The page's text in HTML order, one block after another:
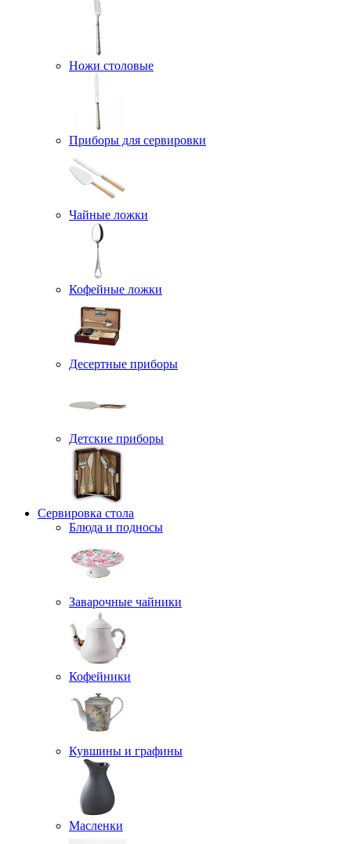
Ножи столовые
Приборы для сервировки
Чайные ложки
Кофейные ложки
Десертные приборы
Детские приборы
Сервировка стола
Блюда и подносы
Заварочные чайники
Кофейники
Кувшины и графины
Масленки